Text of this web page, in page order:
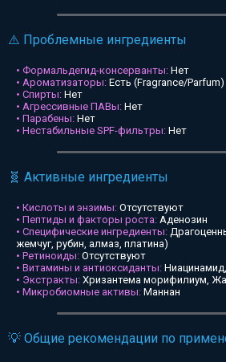
⚠️ Проблемные ингредиенты
• Формальдегид-консерванты: Нет
• Ароматизаторы: Есть (Fragrance/Parfum)
• Спирты: Нет
• Агрессивные ПАВы: Нет
• Парабены: Нет
• Нестабильные SPF-фильтры: Нет
🧬 Активные ингредиенты
• Кислоты и энзимы: Отсутствуют
• Пептиды и факторы роста: Аденозин
• Специфические ингредиенты:
жемчуг, рубин, алмаз, платина)
• Ретиноиды: Отсутствуют
• Витамины и антиоксиданты:
• Экстракты: Хризантема морифилиум,
• Микробиомные активы: Маннан
💡 Общие рекомендации по